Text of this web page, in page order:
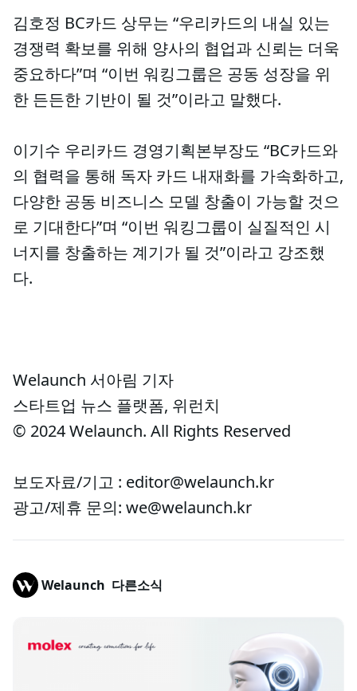
김호정 BC카드 상무는 “우리카드의 내실 있는
경쟁력 확보를 위해 양사의 협업과 신뢰는 더욱
중요하다”며 “이번 워킹그룹은 공동 성장을 위
한 든든한 기반이 될 것”이라고 말했다.
이기수 우리카드 경영기획본부장도 “BC카드와
의 협력을 통해 독자 카드 내재화를 가속화하고,
다양한 공동 비즈니스 모델 창출이 가능할 것으
로 기대한다”며 “이번 워킹그룹이 실질적인 시
너지를 창출하는 계기가 될 것”이라고 강조했
다.
Welaunch 서아림 기자
스타트업 뉴스 플랫폼, 위런치
© 2024 Welaunch. All Rights Reserved
보도자료/기고 : editor@welaunch.kr
광고/제휴 문의: we@welaunch.kr
Welaunch 다른소식